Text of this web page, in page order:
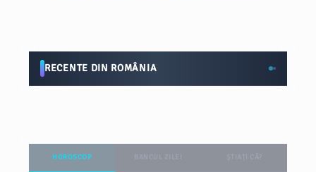
RECENTE DIN ROMÂNIA
HOROSCOP